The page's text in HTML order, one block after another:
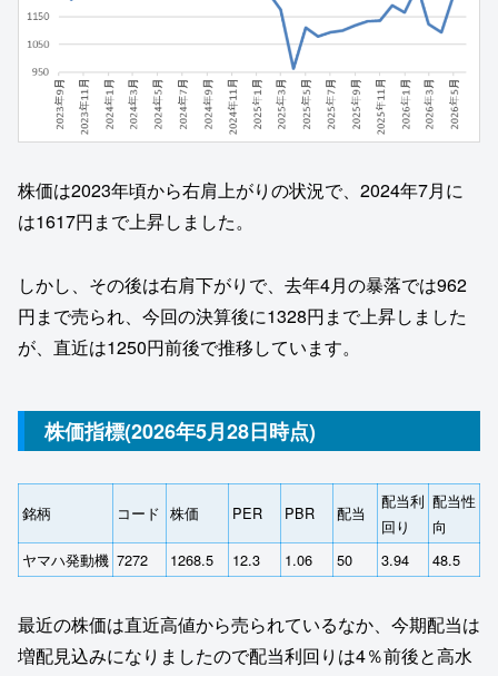
株価は2023年頃から右肩上がりの状況で、2024年7月に
は1617円まで上昇しました。
しかし、その後は右肩下がりで、去年4月の暴落では962
円まで売られ、今回の決算後に1328円まで上昇しました
が、直近は1250円前後で推移しています。
株価指標(2026年5月28日時点)
銘柄 コード 株価 PER PBR 配当
配当利
回り
配当性
向
ヤマハ発動機 7272 1268.5 12.3 1.06 50 3.94 48.5
最近の株価は直近高値から売られているなか、今期配当は
増配見込みになりましたので配当利回りは4％前後と高水